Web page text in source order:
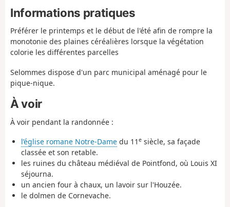
Informations pratiques
Préférer le printemps et le début de l'été afin de rompre la
monotonie des plaines céréalières lorsque la végétation
colorie les différentes parcelles
Selommes dispose d'un parc municipal aménagé pour le
pique-nique.
À voir
À voir pendant la randonnée :
l’église romane Notre-Dame du 11 e siècle, sa façade
classée et son retable.
les ruines du château médiéval de Pointfond, où Louis XI
séjourna.
un ancien four à chaux, un lavoir sur l'Houzée.
le dolmen de Cornevache.